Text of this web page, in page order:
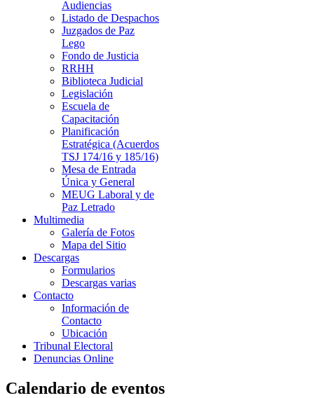
Audiencias
Listado de Despachos
Juzgados de Paz
Lego
Fondo de Justicia
RRHH
Biblioteca Judicial
Legislación
Escuela de
Capacitación
Planificación
Estratégica (Acuerdos
TSJ 174/16 y 185/16)
Mesa de Entrada
Única y General
MEUG Laboral y de
Paz Letrado
Multimedia
Galería de Fotos
Mapa del Sitio
Descargas
Formularios
Descargas varias
Contacto
Información de
Contacto
Ubicación
Tribunal Electoral
Denuncias Online
Calendario de eventos